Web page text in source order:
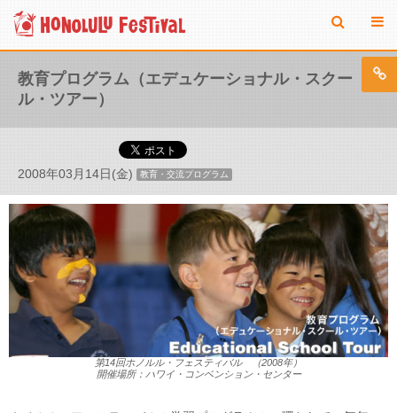
教育プログラム（エデュケーショナル・スクー
ル・ツアー）
2008年03月14日(金) 教育・交流プログラム
第14回ホノルル・フェスティバル （2008年）
開催場所：ハワイ・コンベンション・センター